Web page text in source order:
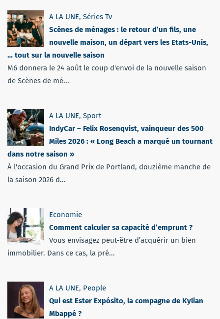
A LA UNE, Séries Tv
Scènes de ménages : le retour d’un fils, une
nouvelle maison, un départ vers les Etats-Unis,
… tout sur la nouvelle saison
M6 donnera le 24 août le coup d'envoi de la nouvelle saison
de Scènes de mé...
A LA UNE, Sport
IndyCar – Felix Rosenqvist, vainqueur des 500
Miles 2026 : « Long Beach a marqué un tournant
dans notre saison »
À l'occasion du Grand Prix de Portland, douzième manche de
la saison 2026 d...
Economie
Comment calculer sa capacité d’emprunt ?
Vous envisagez peut-être d’acquérir un bien
immobilier. Dans ce cas, la pré...
A LA UNE, People
Qui est Ester Expósito, la compagne de Kylian
Mbappé ?